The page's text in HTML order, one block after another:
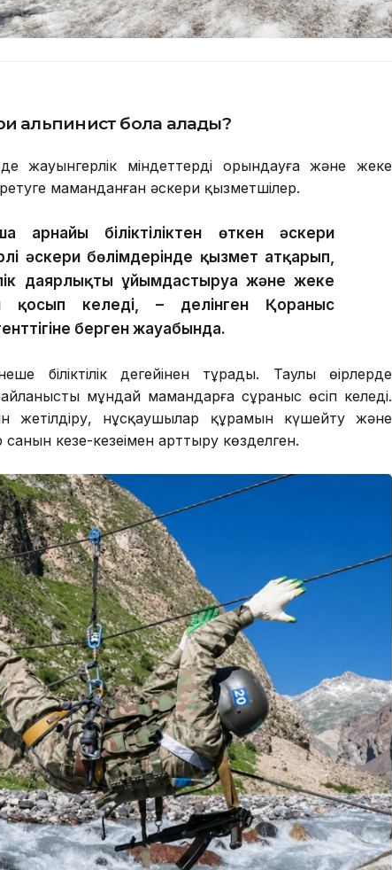
альпинист бола алады?
жауынгерлік міндеттерді орындауға және жеке
маманданған әскери қызметшілер.
арнайы біліктіліктен өткен әскери
әскери бөлімдерінде қызмет атқарып,
даярлықты ұйымдастыруға және жеке
қосып келеді, – делінген Қорғаныс
берген жауабында.
біліктілік деңгейінен тұрады. Таулы өңірлерде
мұндай мамандарға сұраныс өсіп келеді.
жетілдіру, нұсқаушылар құрамын күшейту және
кезең-кезеңімен арттыру көзделген.